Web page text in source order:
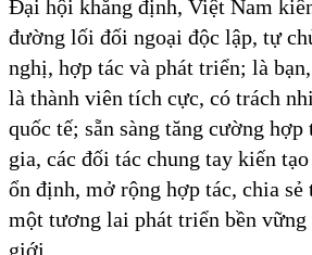
Đại hội khẳng định, Việt Nam
đường lối đối ngoại độc lập, tự
nghị, hợp tác và phát triển; là
là thành viên tích cực, có trách
quốc tế; sẵn sàng tăng cường hợp
gia, các đối tác chung tay kiến
ổn định, mở rộng hợp tác, chia
một tương lai phát triển bền vững
giới.